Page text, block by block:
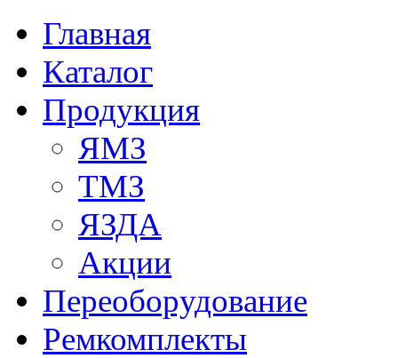
Главная
Каталог
Продукция
ЯМЗ
ТМЗ
ЯЗДА
Акции
Переоборудование
Ремкомплекты